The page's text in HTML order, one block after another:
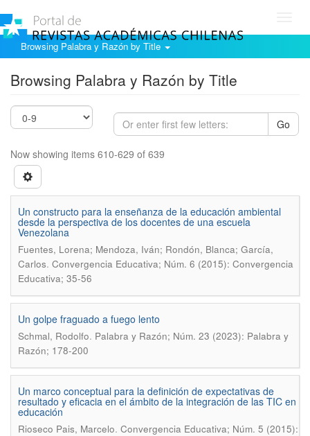
Browsing Palabra y Razón by Title
Browsing Palabra y Razón by Title
Go
Now showing items 610-629 of 639
Un constructo para la enseñanza de la educación ambiental
desde la perspectiva de los docentes de una escuela
Venezolana
Fuentes, Lorena; Mendoza, Iván; Rondón, Blanca; García,
Carlos. Convergencia Educativa; Núm. 6 (2015): Convergencia
Educativa; 35-56
Un golpe fraguado a fuego lento
Schmal, Rodolfo. Palabra y Razón; Núm. 23 (2023): Palabra y
Razón; 178-200
Un marco conceptual para la definición de expectativas de
resultado y eficacia en el ámbito de la integración de las TIC en
educación
Rioseco Pais, Marcelo. Convergencia Educativa; Núm. 5 (2015):